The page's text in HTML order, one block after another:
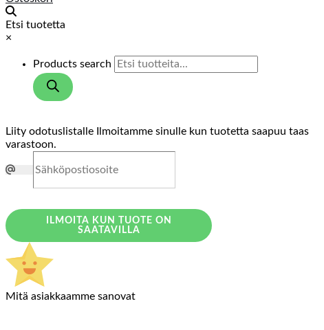
Etsi tuotetta
×
Products search
Liity odotuslistalle
Ilmoitamme sinulle kun tuotetta saapuu taas
varastoon.
ILMOITA KUN TUOTE ON
SAATAVILLA
Mitä asiakkaamme sanovat